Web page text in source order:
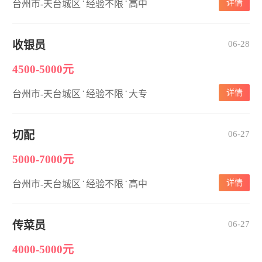
台州市-天台城区 经验不限 高中 详情
收银员 06-28
4500-5000元
台州市-天台城区 ·经验不限 · 大专 详情
切配 06-27
5000-7000元
台州市-天台城区 ·经验不限 · 高中 详情
传菜员 06-27
4000-5000元